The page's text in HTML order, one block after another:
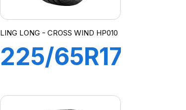
LING LONG - CROSS WIND HP010
225/65R17